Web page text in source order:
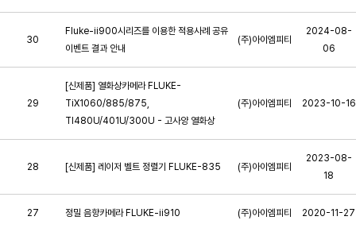
30
Fluke-ii900시리즈를 이용한 적용사례 공유
이벤트 결과 안내
(주)아이엠피티
2024-08-
06
29
[신제품] 열화상카메라 FLUKE-
TiX1060/885/875,
TI480U/401U/300U - 고사양 열화상
(주)아이엠피티 2023-10-16
28 [신제품] 레이저 벨트 정렬기 FLUKE-835 (주)아이엠피티
2023-08-
18
27 정밀 음향카메라 FLUKE-ii910 (주)아이엠피티 2020-11-27